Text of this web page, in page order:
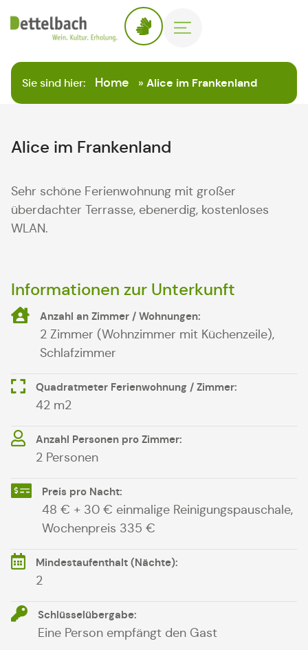
Sie sind hier: Home » Alice im Frankenland
Alice im Frankenland
Sehr schöne Ferienwohnung mit großer
überdachter Terrasse, ebenerdig, kostenloses
WLAN.
Informationen zur Unterkunft
Anzahl an Zimmer / Wohnungen:
2 Zimmer (Wohnzimmer mit Küchenzeile),
Schlafzimmer
Quadratmeter Ferienwohnung / Zimmer:
42 m2
Anzahl Personen pro Zimmer:
2 Personen
Preis pro Nacht:
48 € + 30 € einmalige Reinigungspauschale,
Wochenpreis 335 €
Mindestaufenthalt (Nächte):
2
Schlüsselübergabe:
Eine Person empfängt den Gast